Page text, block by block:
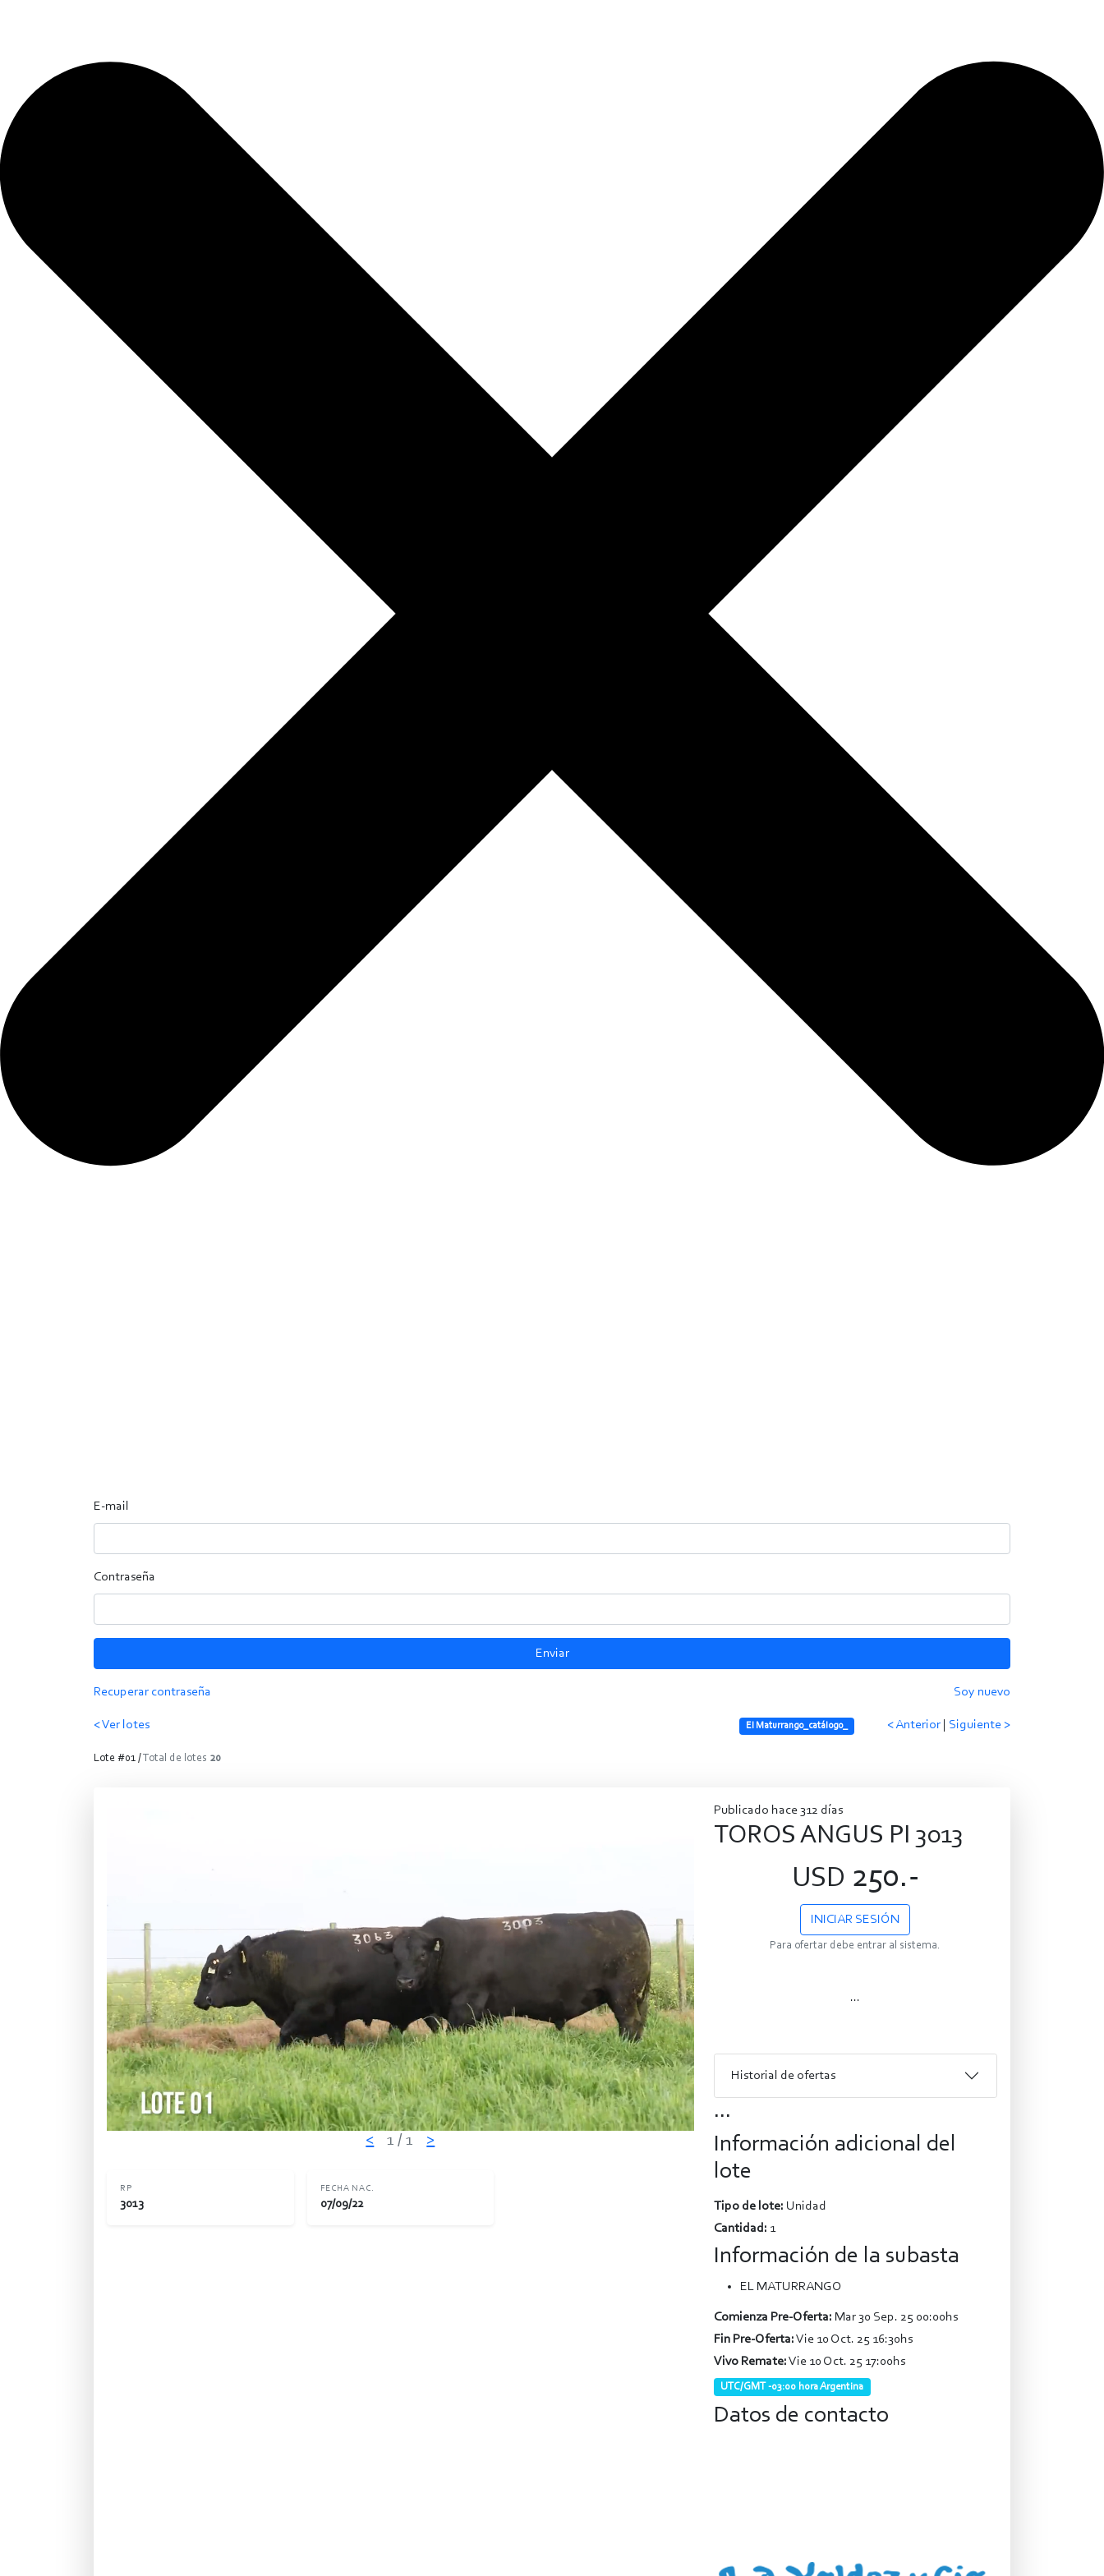
E-mail
Contraseña
Enviar
Recuperar contraseña Soy nuevo
< Ver lotes El Maturrango_catálogo_
Lote #01 / Total de lotes 20
< Anterior Siguiente >
< 1 / 1 >
RP
3013
FECHA NAC.
07/09/22
Publicado hace 312 días
TOROS ANGUS PI 3013
USD 250.-
INICIAR SESIÓN
Para ofertar debe entrar al sistema.
...
Historial de ofertas
...
Información adicional del
lote
Tipo de lote: Unidad
Cantidad: 1
Información de la subasta
EL MATURRANGO
Comienza Pre-Oferta: Mar 30 Sep. 25 00:00hs
Fin Pre-Oferta:Vie 10 Oct. 25 16:30hs
Vivo Remate:Vie 10 Oct. 25 17:00hs
UTC/GMT -03:00 hora Argentina
Datos de contacto